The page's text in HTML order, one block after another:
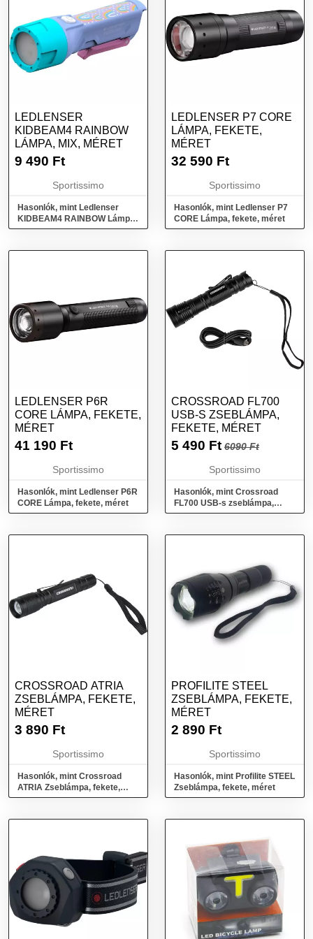
LEDLENSER
KIDBEAM4 RAINBOW
LÁMPA, MIX, MÉRET
9 490 Ft
Sportissimo
Hasonlók, mint Ledlenser
KIDBEAM4 RAINBOW Lámpa,
mix, méret
LEDLENSER P7 CORE
LÁMPA, FEKETE,
MÉRET
32 590 Ft
Sportissimo
Hasonlók, mint Ledlenser P7
CORE Lámpa, fekete, méret
LEDLENSER P6R
CORE LÁMPA, FEKETE,
MÉRET
41 190 Ft
Sportissimo
Hasonlók, mint Ledlenser P6R
CORE Lámpa, fekete, méret
CROSSROAD FL700
USB-S ZSEBLÁMPA,
FEKETE, MÉRET
5 490 Ft 6090 Ft
Sportissimo
Hasonlók, mint Crossroad
FL700 USB-s zseblámpa,
fekete, méret
CROSSROAD ATRIA
ZSEBLÁMPA, FEKETE,
MÉRET
3 890 Ft
Sportissimo
Hasonlók, mint Crossroad
ATRIA Zseblámpa, fekete,
méret
PROFILITE STEEL
ZSEBLÁMPA, FEKETE,
MÉRET
2 890 Ft
Sportissimo
Hasonlók, mint Profilite STEEL
Zseblámpa, fekete, méret